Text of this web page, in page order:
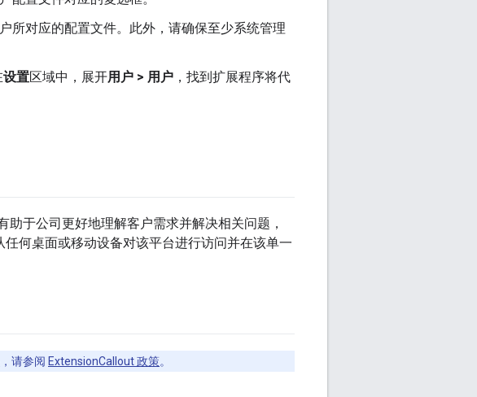
所对应的配置文件。此外，请确保至少系统管理
设置区域中，展开用户 > 用户 ，找到扩展程序将代
于公司更好地理解客户需求并解决相关问题，
何桌面或移动设备对该平台进行访问并在该单一
，请参阅 ExtensionCallout 政策。